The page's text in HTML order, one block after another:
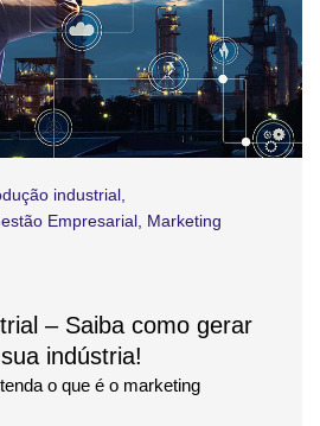
industrial,
Empresarial, Marketing
– Saiba como gerar
indústria!
o que é o marketing